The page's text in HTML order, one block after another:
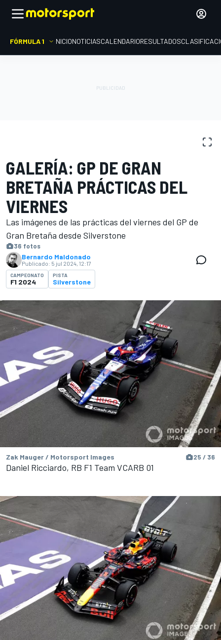
FÓRMULA 1 INICIONOTICIASCALENDARIORESULTADOS
GALERÍA: GP DE GRAN
BRETAÑA PRÁCTICAS DEL
VIERNES
Las imágenes de las prácticas del viernes del GP de
Gran Bretaña desde Silverstone
36 fotos
Bernardo Maldonado
Publicado: 5 jul 2024, 12:17
CAMPEONATO
F1 2024
PISTA
Silverstone
Zak Mauger / Motorsport Images 25 / 36
Daniel Ricciardo, RB F1 Team VCARB 01